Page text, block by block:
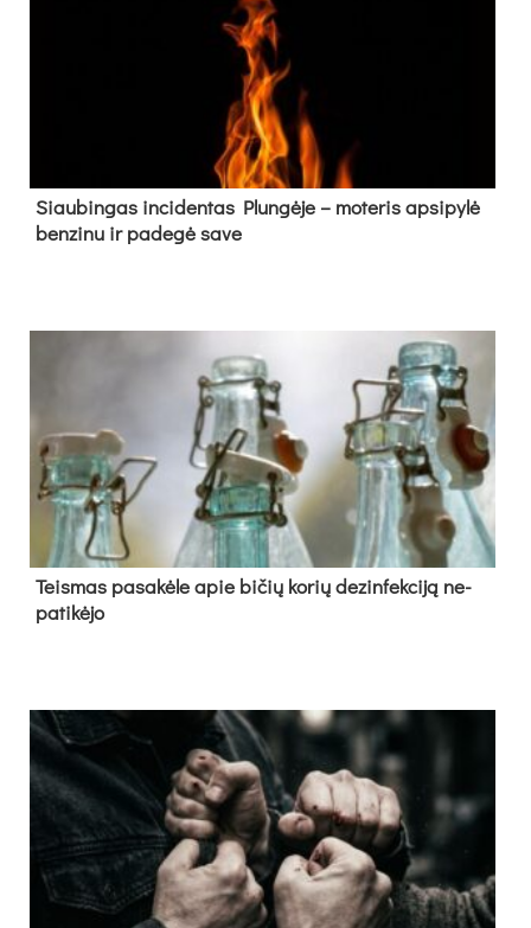
Siau­bin­gas in­ci­den­tas Plun­gė­je – mo­te­ris ap­si­py­lė
ben­zi­nu ir pa­de­gė sa­ve
Teis­mas pa­sa­kė­le apie bi­čių ko­rių de­zin­fek­ci­ją ne­
pa­ti­kė­jo